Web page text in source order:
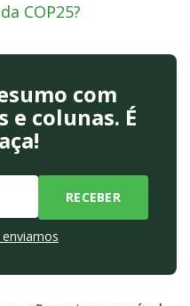
COP25?
com
e colunas. É